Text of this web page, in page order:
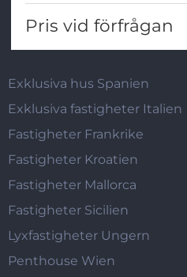
Pris vid förfrågan
Exklusiva hus Spanien
Exklusiva fastigheter Italien
Fastigheter Frankrike
Fastigheter Kroatien
Fastigheter Mallorca
Fastigheter Sicilien
Lyxfastigheter Ungern
Penthouse Wien